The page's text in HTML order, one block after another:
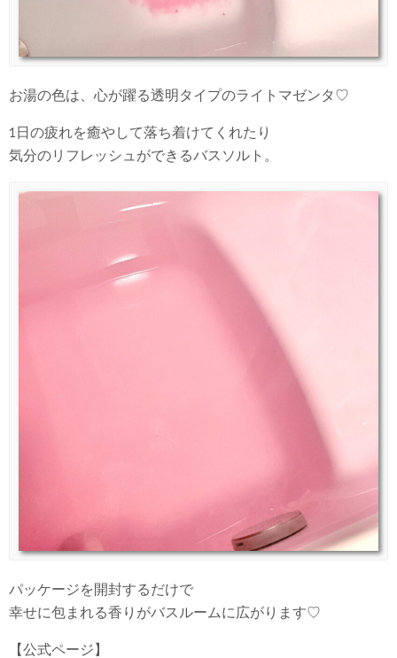
お湯の色は、心が躍る透明タイプのライトマゼンタ♡
1日の疲れを癒やして落ち着けてくれたり
気分のリフレッシュができるバスソルト。
パッケージを開封するだけで
幸せに包まれる香りがバスルームに広がります♡
【公式ページ】